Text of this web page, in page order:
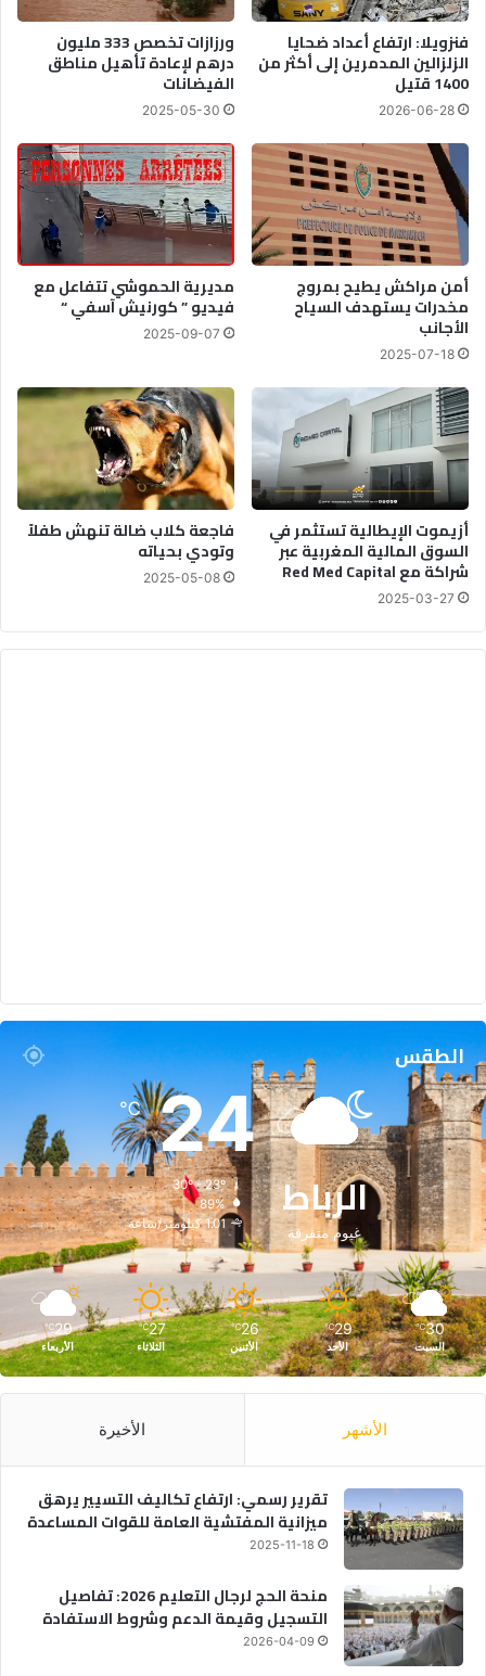
فنزويلا: ارتفاع أعداد ضحايا
الزلزالين المدمرين إلى أكثر من
1400 قتيل
2026-06-28
ورزازات تخصص 333 مليون
درهم لإعادة تأهيل مناطق
الفيضانات
2025-05-30
أمن مراكش يطيح بمروج
مخدرات يستهدف السياح
الأجانب
2025-07-18
مديرية الحموشي تتفاعل مع
فيديو ” كورنيش آسفي “
2025-09-07
أزيموت الإيطالية تستثمر في
السوق المالية المغربية عبر
شراكة مع Red Med Capital
2025-03-27
فاجعة كلاب ضالة تنهش طفلاً
وتودي بحياته
2025-05-08
الطقس
الرباط
غيوم متفرقة
24
℃
30º - 23º
89%
1.01 كيلومتر/ساعة
30
℃
السبت
29
℃
الأحد
26
℃
الأثنين
27
℃
الثلاثاء
29
℃
الأربعاء
الأشهر الأخيرة
تقرير رسمي: ارتفاع تكاليف التسيير يرهق
ميزانية المفتشية العامة للقوات المساعدة
2025-11-18
منحة الحج لرجال التعليم 2026: تفاصيل
التسجيل وقيمة الدعم وشروط الاستفادة
2026-04-09